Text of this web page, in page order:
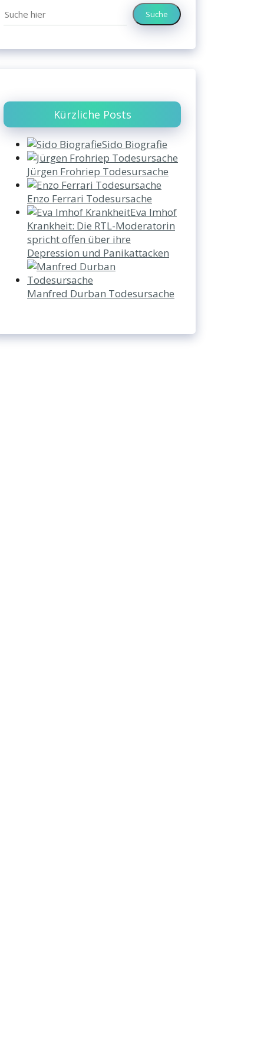
Suche
Kürzliche Posts
Sido Biografie
Jürgen Frohriep Todesursache
Enzo Ferrari Todesursache
Eva Imhof
Krankheit: Die RTL-Moderatorin
spricht offen über ihre
Depression und Panikattacken
Manfred Durban Todesursache